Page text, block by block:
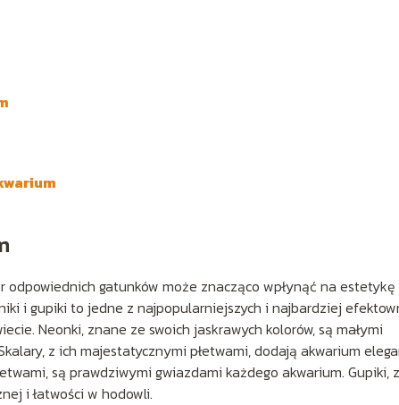
odpowiednich gatunków może znacząco wpłynąć na estetykę
i gupiki to jedne z najpopularniejszych i najbardziej
Neonki, znane ze swoich jaskrawych kolorów, są małymi
z ich majestatycznymi płetwami, dodają akwarium
są prawdziwymi gwiazdami każdego akwarium. Gupiki, z
i łatwości w hodowli.